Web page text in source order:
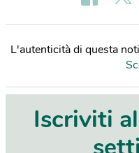
L'autenticità di questa
Iscriviti